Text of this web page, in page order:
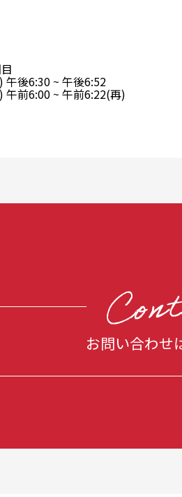
午後6:30 ~ 午後6:52
前6:00 ~ 午前6:22(再)
お問い合わせ